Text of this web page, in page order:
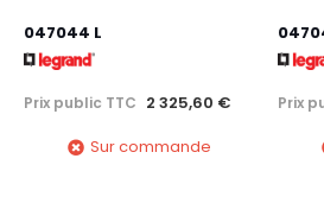
047044 L
Prix public TTC 2 325,60 €
Sur commande
Prix